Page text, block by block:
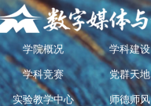
学院概况 学科建设
学科竞赛 党群天地
实验教学中心 师德师风